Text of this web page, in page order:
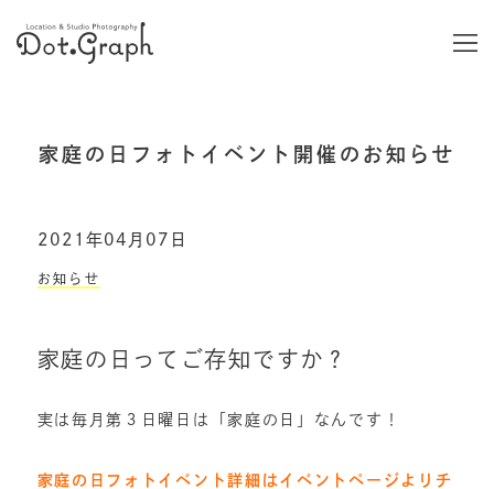
家庭の日フォトイベント開催のお知らせ
2021年04月07日
お知らせ
家庭の日ってご存知ですか？
実は毎月第３日曜日は「家庭の日」なんです！
家庭の日フォトイベント詳細はイベントページよりチ